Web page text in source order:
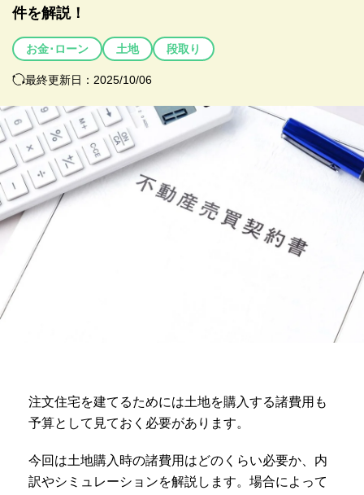
件を解説！
お金･ローン 土地 段取り
最終更新日：2025/10/06
注文住宅を建てるためには土地を購入する諸費用も
予算として見ておく必要があります。
今回は土地購入時の諸費用はどのくらい必要か、内
訳やシミュレーションを解説します。場合によって